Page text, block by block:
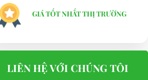
GIÁ TỐT NHẤT THỊ TRƯỜNG
LIÊN HỆ VỚI CHÚNG TÔI